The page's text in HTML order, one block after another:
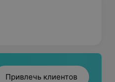
Привлечь клиентов